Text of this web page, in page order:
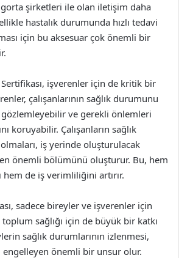
şirketleri ile olan iletişim daha
hastalık durumunda hızlı tedavi
için bu aksesuar çok önemli bir
Sertifikası, işverenler için de kritik bir
çalışanlarının sağlık durumunu
ve gerekli önlemleri
koruyabilir. Çalışanların sağlık
iş yerinde oluşturulacak
önemli bölümünü oluşturur. Bu, hem
hem de iş verimliliğini artırır.
sadece bireyler ve işverenler için
sağlığı için de büyük bir katkı
sağlık durumlarının izlenmesi,
engelleyen önemli bir unsur olur.